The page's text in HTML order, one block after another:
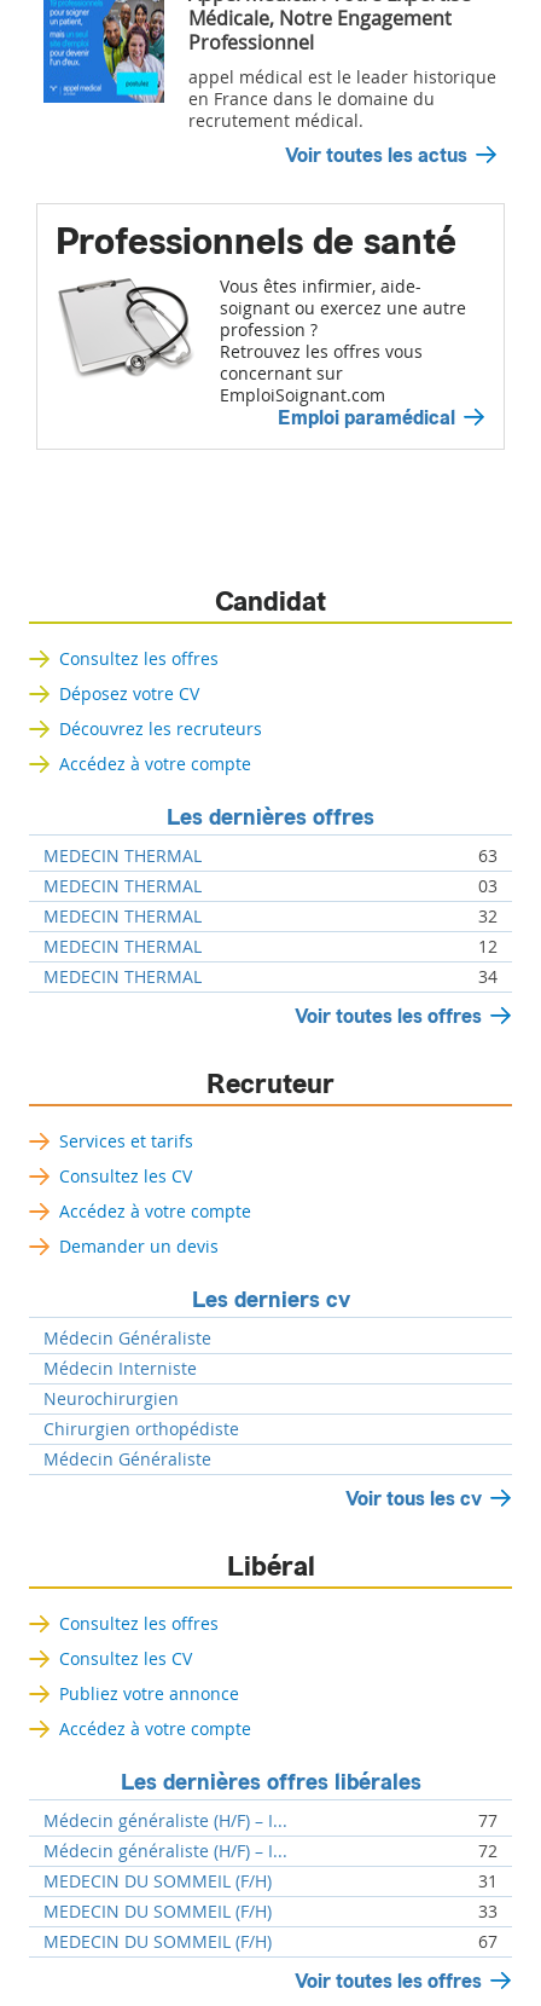
Médicale, Notre Engagement
Professionnel
appel médical est le leader historique
en France dans le domaine du
recrutement médical.
Voir toutes les actus
Professionnels de santé
Vous êtes infirmier, aide-
soignant ou exercez une autre
profession ?
Retrouvez les offres vous
concernant sur
EmploiSoignant.com
Emploi paramédical
Candidat
Consultez les offres
Déposez votre CV
Découvrez les recruteurs
Accédez à votre compte
Les dernières offres
MEDECIN THERMAL
63
MEDECIN THERMAL
03
MEDECIN THERMAL
32
MEDECIN THERMAL
12
MEDECIN THERMAL
34
Voir toutes les offres
Recruteur
Services et tarifs
Consultez les CV
Accédez à votre compte
Demander un devis
Les derniers cv
Médecin Généraliste
Médecin Interniste
Neurochirurgien
Chirurgien orthopédiste
Médecin Généraliste
Voir tous les cv
Libéral
Consultez les offres
Consultez les CV
Publiez votre annonce
Accédez à votre compte
Les dernières offres libérales
Médecin généraliste (H/F) – I...
77
Médecin généraliste (H/F) – I...
72
MEDECIN DU SOMMEIL (F/H)
31
MEDECIN DU SOMMEIL (F/H)
33
MEDECIN DU SOMMEIL (F/H)
67
Voir toutes les offres